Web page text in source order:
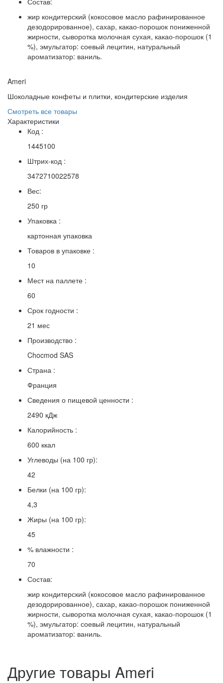
жир кондитерский (кокосовое масло рафинированное
дезодорированное), сахар, какао-порошок пониженной
жирности, сыворотка молочная сухая, какао-порошок (1
%), эмульгатор: соевый лецитин, натуральный
ароматизатор: ваниль.
Ameri
Шоколадные конфеты и плитки, кондитерские изделия
Смотреть все товары
Характеристики
Код :
1445100
Штрих-код :
3472710022578
Вес:
250 гр
Упаковка :
картонная упаковка
Товаров в упаковке :
10
Мест на паллете :
60
Срок годности :
21 мес
Производство :
Chocmod SAS
Страна :
Франция
Сведения о пищевой ценности :
2490 кДж
Калорийность :
600 ккал
Углеводы (на 100 гр):
42
Белки (на 100 гр):
4,3
Жиры (на 100 гр):
45
% влажности :
70
Состав:
жир кондитерский (кокосовое масло рафинированное
дезодорированное), сахар, какао-порошок пониженной
жирности, сыворотка молочная сухая, какао-порошок (1
%), эмульгатор: соевый лецитин, натуральный
ароматизатор: ваниль.
Другие товары Ameri